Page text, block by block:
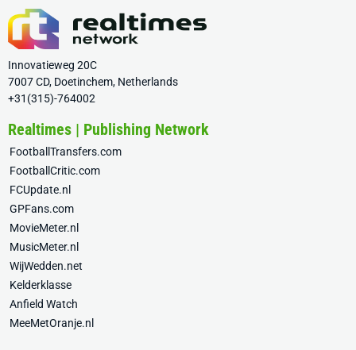
Innovatieweg 20C
7007 CD, Doetinchem, Netherlands
+31(315)-764002
Realtimes | Publishing Network
FootballTransfers.com
FootballCritic.com
FCUpdate.nl
GPFans.com
MovieMeter.nl
MusicMeter.nl
WijWedden.net
Kelderklasse
Anfield Watch
MeeMetOranje.nl